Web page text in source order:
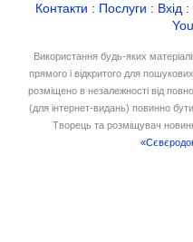
Контакти : Послуги : Вхід
Використання будь-яких
прямого і відкритого для
розміщено в незалежності від
(для інтернет-видань) повинно
Творець та розміщувач